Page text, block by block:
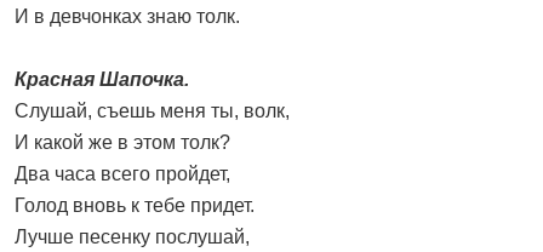
И в девчонках знаю толк.
Красная Шапочка.
Слушай, съешь меня ты, волк,
И какой же в этом толк?
Два часа всего пройдет,
Голод вновь к тебе придет.
Лучше песенку послушай,